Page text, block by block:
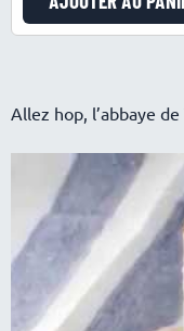
Allez hop, l’abbaye